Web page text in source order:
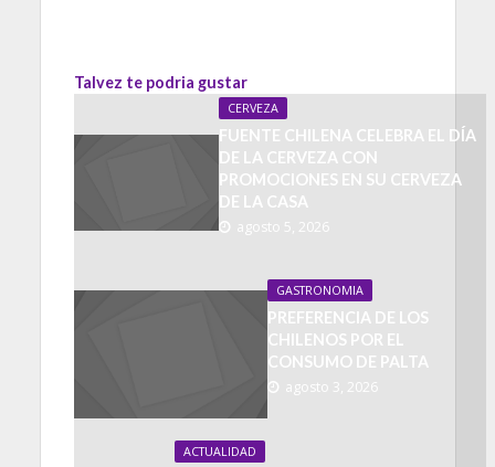
Talvez te podria gustar
CERVEZA
FUENTE CHILENA CELEBRA EL DÍA
DE LA CERVEZA CON
PROMOCIONES EN SU CERVEZA
DE LA CASA
agosto 5, 2026
GASTRONOMIA
PREFERENCIA DE LOS
CHILENOS POR EL
CONSUMO DE PALTA
agosto 3, 2026
ACTUALIDAD